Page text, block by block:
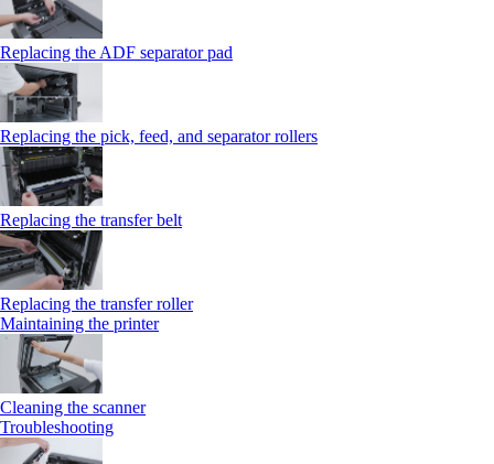
Replacing the ADF separator pad
Replacing the pick, feed, and separator rollers
Replacing the transfer belt
Replacing the transfer roller
Maintaining the printer
Cleaning the scanner
Troubleshooting